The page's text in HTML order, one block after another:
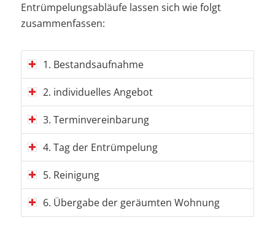
Entrümpelungsabläufe lassen sich wie folgt
zusammenfassen:
1. Bestandsaufnahme
2. individuelles Angebot
3. Terminvereinbarung
4. Tag der Entrümpelung
5. Reinigung
6. Übergabe der geräumten Wohnung